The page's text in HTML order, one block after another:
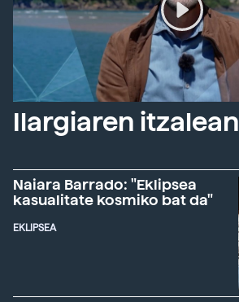
Ilargiaren itzalean
Naiara Barrado: "Eklipsea
kasualitate kosmiko bat da"
EKLIPSEA